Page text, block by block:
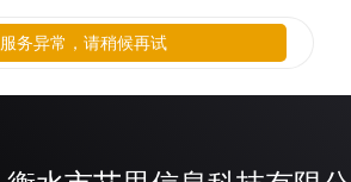
服务异常，请稍候再试